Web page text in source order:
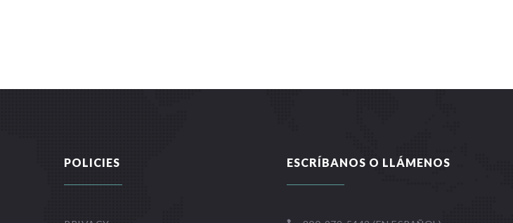
POLICIES ESCRÍBANOS O LLÁMENOS